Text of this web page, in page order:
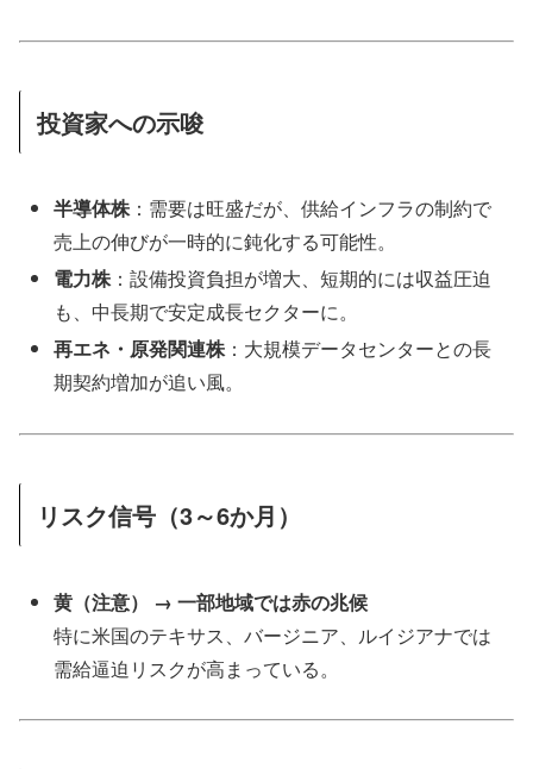
投資家への示唆
半導体株：需要は旺盛だが、供給インフラの制約で
売上の伸びが一時的に鈍化する可能性。
電力株：設備投資負担が増大、短期的には収益圧迫
も、中長期で安定成長セクターに。
再エネ・原発関連株：大規模データセンターとの長
期契約増加が追い風。
リスク信号（3～6か月）
黄（注意） → 一部地域では赤の兆候
特に米国のテキサス、バージニア、ルイジアナでは
需給逼迫リスクが高まっている。